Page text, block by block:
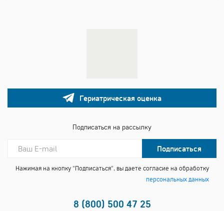
Гериатрическая оценка
Подписаться на рассылку
Подписаться
Нажимая на кнопку "Подписаться", вы даете согласие на обработку
персональных данных
8 (800) 500 47 25